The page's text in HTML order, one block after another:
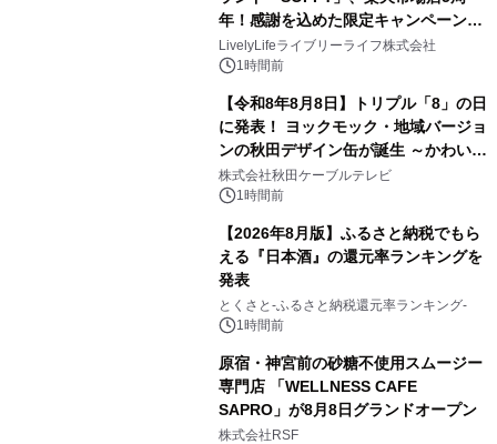
年！感謝を込めた限定キャンペーンを
8月10日より開催
LivelyLifeライブリーライフ株式会社
1時間前
【令和8年8月8日】トリプル「8」の日
に発表！ ヨックモック・地域バージョ
ンの秋田デザイン缶が誕生 ～かわいい
秋田犬の子犬と秋田の四季と名所を巡
るパッケージ～ 9月1日(火)秋田県内で
株式会社秋田ケーブルテレビ
1時間前
【2026年8月版】ふるさと納税でもら
える『日本酒』の還元率ランキングを
発表
とくさと-ふるさと納税還元率ランキング-
1時間前
原宿・神宮前の砂糖不使用スムージー
専門店 「WELLNESS CAFE
SAPRO」が8月8日グランドオープン
株式会社RSF